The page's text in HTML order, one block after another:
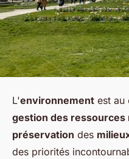
L'environnement est au
gestion des ressources
préservation des
des priorités